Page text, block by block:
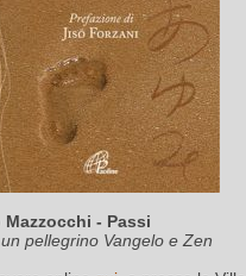
- Passi
pellegrino Vangelo e Zen